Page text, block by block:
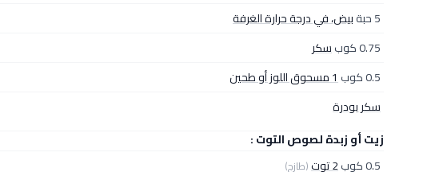
5 حبة
بيض، في درجة حرارة الغرفة
0.75 كوب
سكر
0.5 كوب
1 مسحوق اللوز أو طحين
سكر بودرة
زيت أو زبدة لصوص التوت :
0.5 كوب
2 توت (طازج)